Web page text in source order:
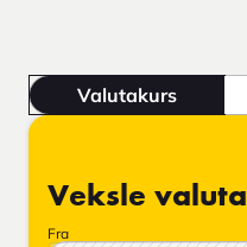
Valutakurs
Veksle valuta
Fra